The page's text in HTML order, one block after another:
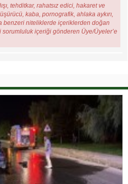
tehditkar, rahatsız edici, hakaret ve
kaba, pornografik, ahlaka aykırı,
benzeri niteliklerde içeriklerden doğan
içeriği gönderen Üye/Üyeler’e